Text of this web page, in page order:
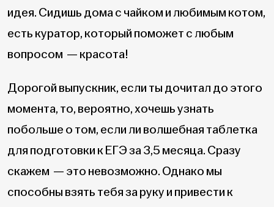
идея. Сидишь дома с чайком и любимым котом,
есть куратор, который поможет с любым
вопросом — красота!
Дорогой выпускник, если ты дочитал до этого
момента, то, вероятно, хочешь узнать
побольше о том, если ли волшебная таблетка
для подготовки к ЕГЭ за 3,5 месяца. Сразу
скажем — это невозможно. Однако мы
способны взять тебя за руку и привести к